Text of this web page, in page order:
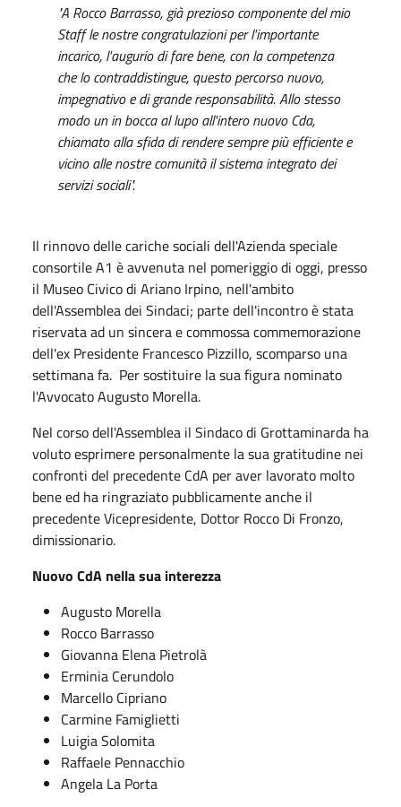
"A Rocco Barrasso, già prezioso componente del mio
Staff le nostre congratulazioni per l'importante
incarico, l'augurio di fare bene, con la competenza
che lo contraddistingue, questo percorso nuovo,
impegnativo e di grande responsabilità. Allo stesso
modo un in bocca al lupo all'intero nuovo Cda,
chiamato alla sfida di rendere sempre più efficiente e
vicino alle nostre comunità il sistema integrato dei
servizi sociali".
Il rinnovo delle cariche sociali dell'Azienda speciale
consortile A1 è avvenuta nel pomeriggio di oggi, presso
il Museo Civico di Ariano Irpino, nell'ambito
dell'Assemblea dei Sindaci; parte dell'incontro è stata
riservata ad un sincera e commossa commemorazione
dell'ex Presidente Francesco Pizzillo, scomparso una
settimana fa. Per sostituire la sua figura nominato
l'Avvocato Augusto Morella.
Nel corso dell'Assemblea il Sindaco di Grottaminarda ha
voluto esprimere personalmente la sua gratitudine nei
confronti del precedente CdA per aver lavorato molto
bene ed ha ringraziato pubblicamente anche il
precedente Vicepresidente, Dottor Rocco Di Fronzo,
dimissionario.
Nuovo CdA nella sua interezza
Augusto Morella
Rocco Barrasso
Giovanna Elena Pietrolà
Erminia Cerundolo
Marcello Cipriano
Carmine Famiglietti
Luigia Solomita
Raffaele Pennacchio
Angela La Porta